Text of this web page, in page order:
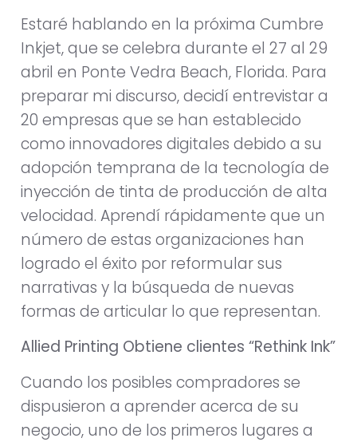
Estaré hablando en la próxima Cumbre
Inkjet, que se celebra durante el 27 al 29
abril en Ponte Vedra Beach, Florida. Para
preparar mi discurso, decidí entrevistar a
20 empresas que se han establecido
como innovadores digitales debido a su
adopción temprana de la tecnología de
inyección de tinta de producción de alta
velocidad. Aprendí rápidamente que un
número de estas organizaciones han
logrado el éxito por reformular sus
narrativas y la búsqueda de nuevas
formas de articular lo que representan.
Allied Printing Obtiene clientes “Rethink Ink”
Cuando los posibles compradores se
dispusieron a aprender acerca de su
negocio, uno de los primeros lugares a